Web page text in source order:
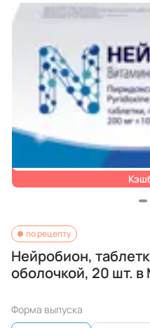
по рецепту
Нейробион,
оболочкой, 20 шт. в
Форма выпуска